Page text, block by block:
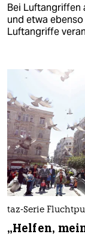
Bei Luftangriffen
und etwa
Luftangriffe
taz-Serie
„Helfen,